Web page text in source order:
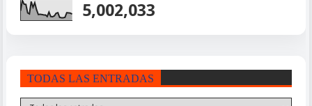
5,002,033
TODAS LAS ENTRADAS